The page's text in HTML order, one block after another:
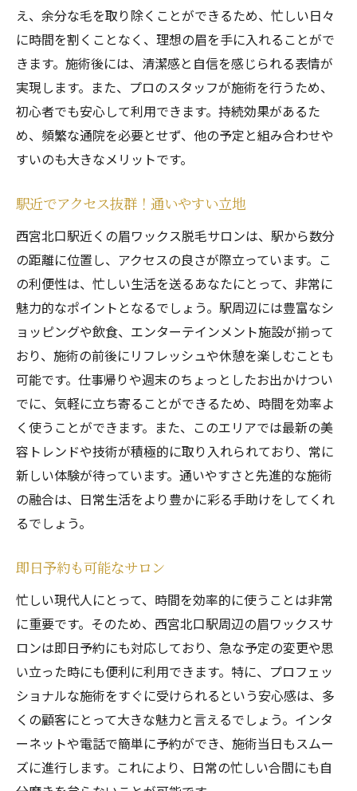
え、余分な毛を取り除くことができるため、忙しい日々
に時間を割くことなく、理想の眉を手に入れることがで
きます。施術後には、清潔感と自信を感じられる表情が
実現します。また、プロのスタッフが施術を行うため、
初心者でも安心して利用できます。持続効果があるた
め、頻繁な通院を必要とせず、他の予定と組み合わせや
すいのも大きなメリットです。
駅近でアクセス抜群！通いやすい立地
西宮北口駅近くの眉ワックス脱毛サロンは、駅から数分
の距離に位置し、アクセスの良さが際立っています。こ
の利便性は、忙しい生活を送るあなたにとって、非常に
魅力的なポイントとなるでしょう。駅周辺には豊富なシ
ョッピングや飲食、エンターテインメント施設が揃って
おり、施術の前後にリフレッシュや休憩を楽しむことも
可能です。仕事帰りや週末のちょっとしたお出かけつい
でに、気軽に立ち寄ることができるため、時間を効率よ
く使うことができます。また、このエリアでは最新の美
容トレンドや技術が積極的に取り入れられており、常に
新しい体験が待っています。通いやすさと先進的な施術
の融合は、日常生活をより豊かに彩る手助けをしてくれ
るでしょう。
即日予約も可能なサロン
忙しい現代人にとって、時間を効率的に使うことは非常
に重要です。そのため、西宮北口駅周辺の眉ワックスサ
ロンは即日予約にも対応しており、急な予定の変更や思
い立った時にも便利に利用できます。特に、プロフェッ
ショナルな施術をすぐに受けられるという安心感は、多
くの顧客にとって大きな魅力と言えるでしょう。インタ
ーネットや電話で簡単に予約ができ、施術当日もスムー
ズに進行します。これにより、日常の忙しい合間にも自